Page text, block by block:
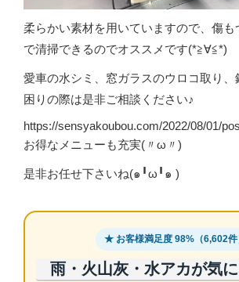
柔らかい素材を用いていますので、傷も
で清掃できるのでオススメです(*≧∀≦*)
愛車の水シミ、窓ガラスのウロコ取り、
困りの際は是非ご相談ください♪
https://sensyakoubou.com/2022/08/01/
お得なメニューも充実(〃ω〃)
是非お任せ下さいね(๑╹ω╹๑ )
★ お客様満足度 98%（6,602件
雨・火山灰・水アカが気